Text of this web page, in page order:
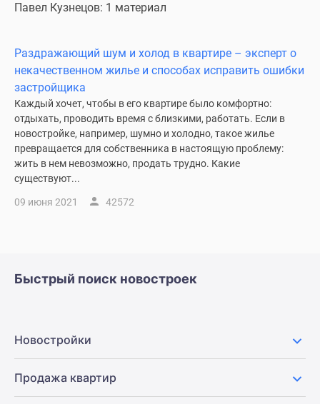
комнатные
комнатные
комнатные
Квартиры
карте
Ипотечный
калькулятор
Семейная
ипотека
недвижимости
Мнение
эксперта
Аналитика
Павел Кузнецов: 1 материал
Раздражающий шум и холод в квартире – эксперт о
некачественном жилье и способах исправить ошибки
застройщика
Каждый хочет, чтобы в его квартире было комфортно:
отдыхать, проводить время с близкими, работать. Если в
новостройке, например, шумно и холодно, такое жилье
превращается для собственника в настоящую проблему:
жить в нем невозможно, продать трудно. Какие
существуют...
09 июня 2021 42572
Быстрый поиск новостроек
Новостройки
Продажа квартир